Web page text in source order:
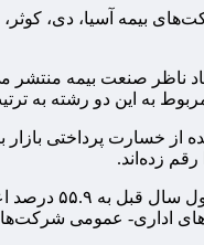
در بخش دیگری